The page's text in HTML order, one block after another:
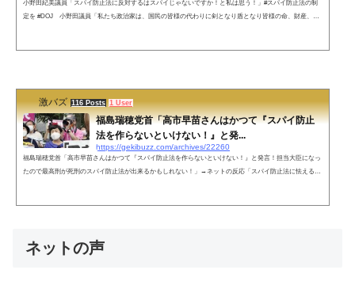
小野田紀美議員「スパイ防止法に反対するはスパイじゃないですか！と私は思う！」#スパイ防止法の制
定を #DOJ 小野田議員「私たち政治家は、国民の皆様の代わりに剣となり盾となり皆様の命、財産、平
激バズ 116 Posts 1 User
福島瑞穂党首「高市早苗さんはかつて『スパイ防止
法を作らないといけない！』と発...
https://gekibuzz.com/archives/22260
福島瑞穂党首「高市早苗さんはかつて『スパイ防止法を作らないといけない！』と発言！担当大臣になっ
たので最高刑が死刑のスパイ防止法が出来るかもしれない！」→ネットの反応「スパイ防止法に怯える議
ネットの声